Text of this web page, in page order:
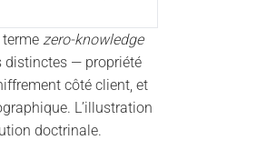
terme zero-knowledge
distinctes — propriété
côté client, et
L’illustration
doctrinale.